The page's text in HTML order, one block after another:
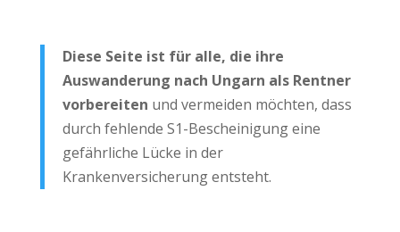
Diese Seite ist für alle, die ihre
Auswanderung nach Ungarn als Rentner
vorbereiten und vermeiden möchten, dass
durch fehlende S1-Bescheinigung eine
gefährliche Lücke in der
Krankenversicherung entsteht.